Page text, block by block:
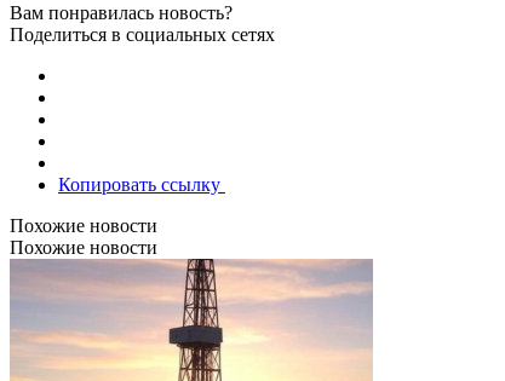
Вам понравилась новость?
Поделиться в социальных сетях
Копировать ссылку
Похожие новости
Похожие новости